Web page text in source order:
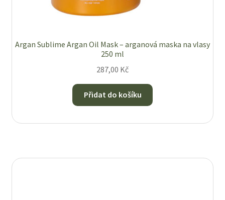
Argan Sublime Argan Oil Mask – arganová maska na vlasy
250 ml
287,00 Kč
Přidat do košíku